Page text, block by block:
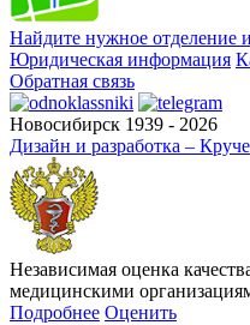
Найдите нужное отделение
Юридическая информация
Обратная связь
Новосибирск 1939 - 2026
Дизайн и разработка – Круче
Независимая оценка
медицинскими
Подробнее Оценить